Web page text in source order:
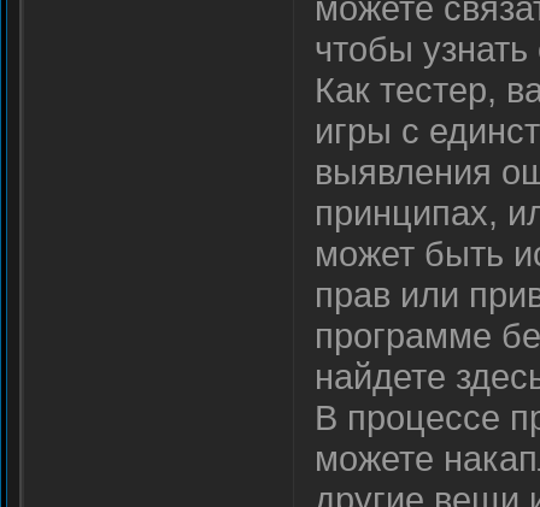
чтобы
Как тестер,
игры с
выявления
принципах,
может быть
прав или
программе
найдете
В процессе
можете